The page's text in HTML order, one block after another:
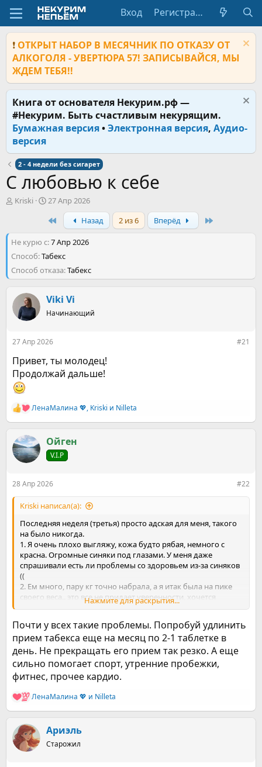
Вход Регистрация
❗ ОТКРЫТ НАБОР В МЕСЯЧНИК ПО ОТКАЗУ ОТ
АЛКОГОЛЯ - УВЕРТЮРА 57! ЗАПИСЫВАЙСЯ, МЫ
ЖДЕМ ТЕБЯ!!
Книга от основателя Некурим.рф —
#Некурим. Быть счастливым некурящим.
Бумажная версия•Электронная версия, Аудио-
версия
2 - 4 недели без сигарет
С любовью к себе
А
р
т
м
Kriski
Д
т
н
а
а
а
27 Апр 2026
Назад 2 из 6 Вперёд
Не курю с 7 Апр 2026
Способ Табекс
Способ отказа Табекс
Viki Vi
Начинающий
27 Апр 2026 #21
Привет, ты молодец!
Продолжай дальше!
Р
е
к
ц
и
ЛенаМалина 💖, Kriski и Nilleta
Ойген
V.I.P
28 Апр 2026 #22
Kriski написал(а):
Последняя неделя (третья) просто адская для меня, такого
на было никогда.
1. Я очень плохо выгляжу, кожа будто рябая, немного с
красна. Огромные синяки под глазами. У меня даже
спрашивали есть ли проблемы со здоровьем из-за синяков
((
2. Ем много, пару кг точно набрала, а я итак была на пике
своего веса.. это все не придает уверенности, хочется
замкнуться и не появляться нигде
могу сконцентрироваться на работе. А для моей работы это
критически важно
4. Апатия. К третьему пункту добавляется полная апатия и
на работе,и дома. Я не убиралась наверное недели две. Не
могу себя ничего заставить делать.
5. Депрессия. Вишенка на торте, мне абсолютно ничего не
хочется, я часто плачу, я не хочу работать, я не понимаю
зачем мне жить. У меня были мысли о суициде.
6. Агрессия. По своей натуре я человек вспыльчивый. Но
такого, чтобы я крушила все подряд, никогда не было. За
последнии 20 дней, у меня было 2 таких вспышки
вот такие дела.
Нажмите для раскрытия...
Почти у всех такие проблемы. Попробуй удлинить
прием табекса еще на месяц по 2-1 таблетке в
день. Не прекращать его прием так резко. А еще
сильно помогает спорт, утренние пробежки,
фитнес, прочее кардио.
Р
е
к
ц
и
ЛенаМалина 💖 и Nilleta
Ариэль
Старожил